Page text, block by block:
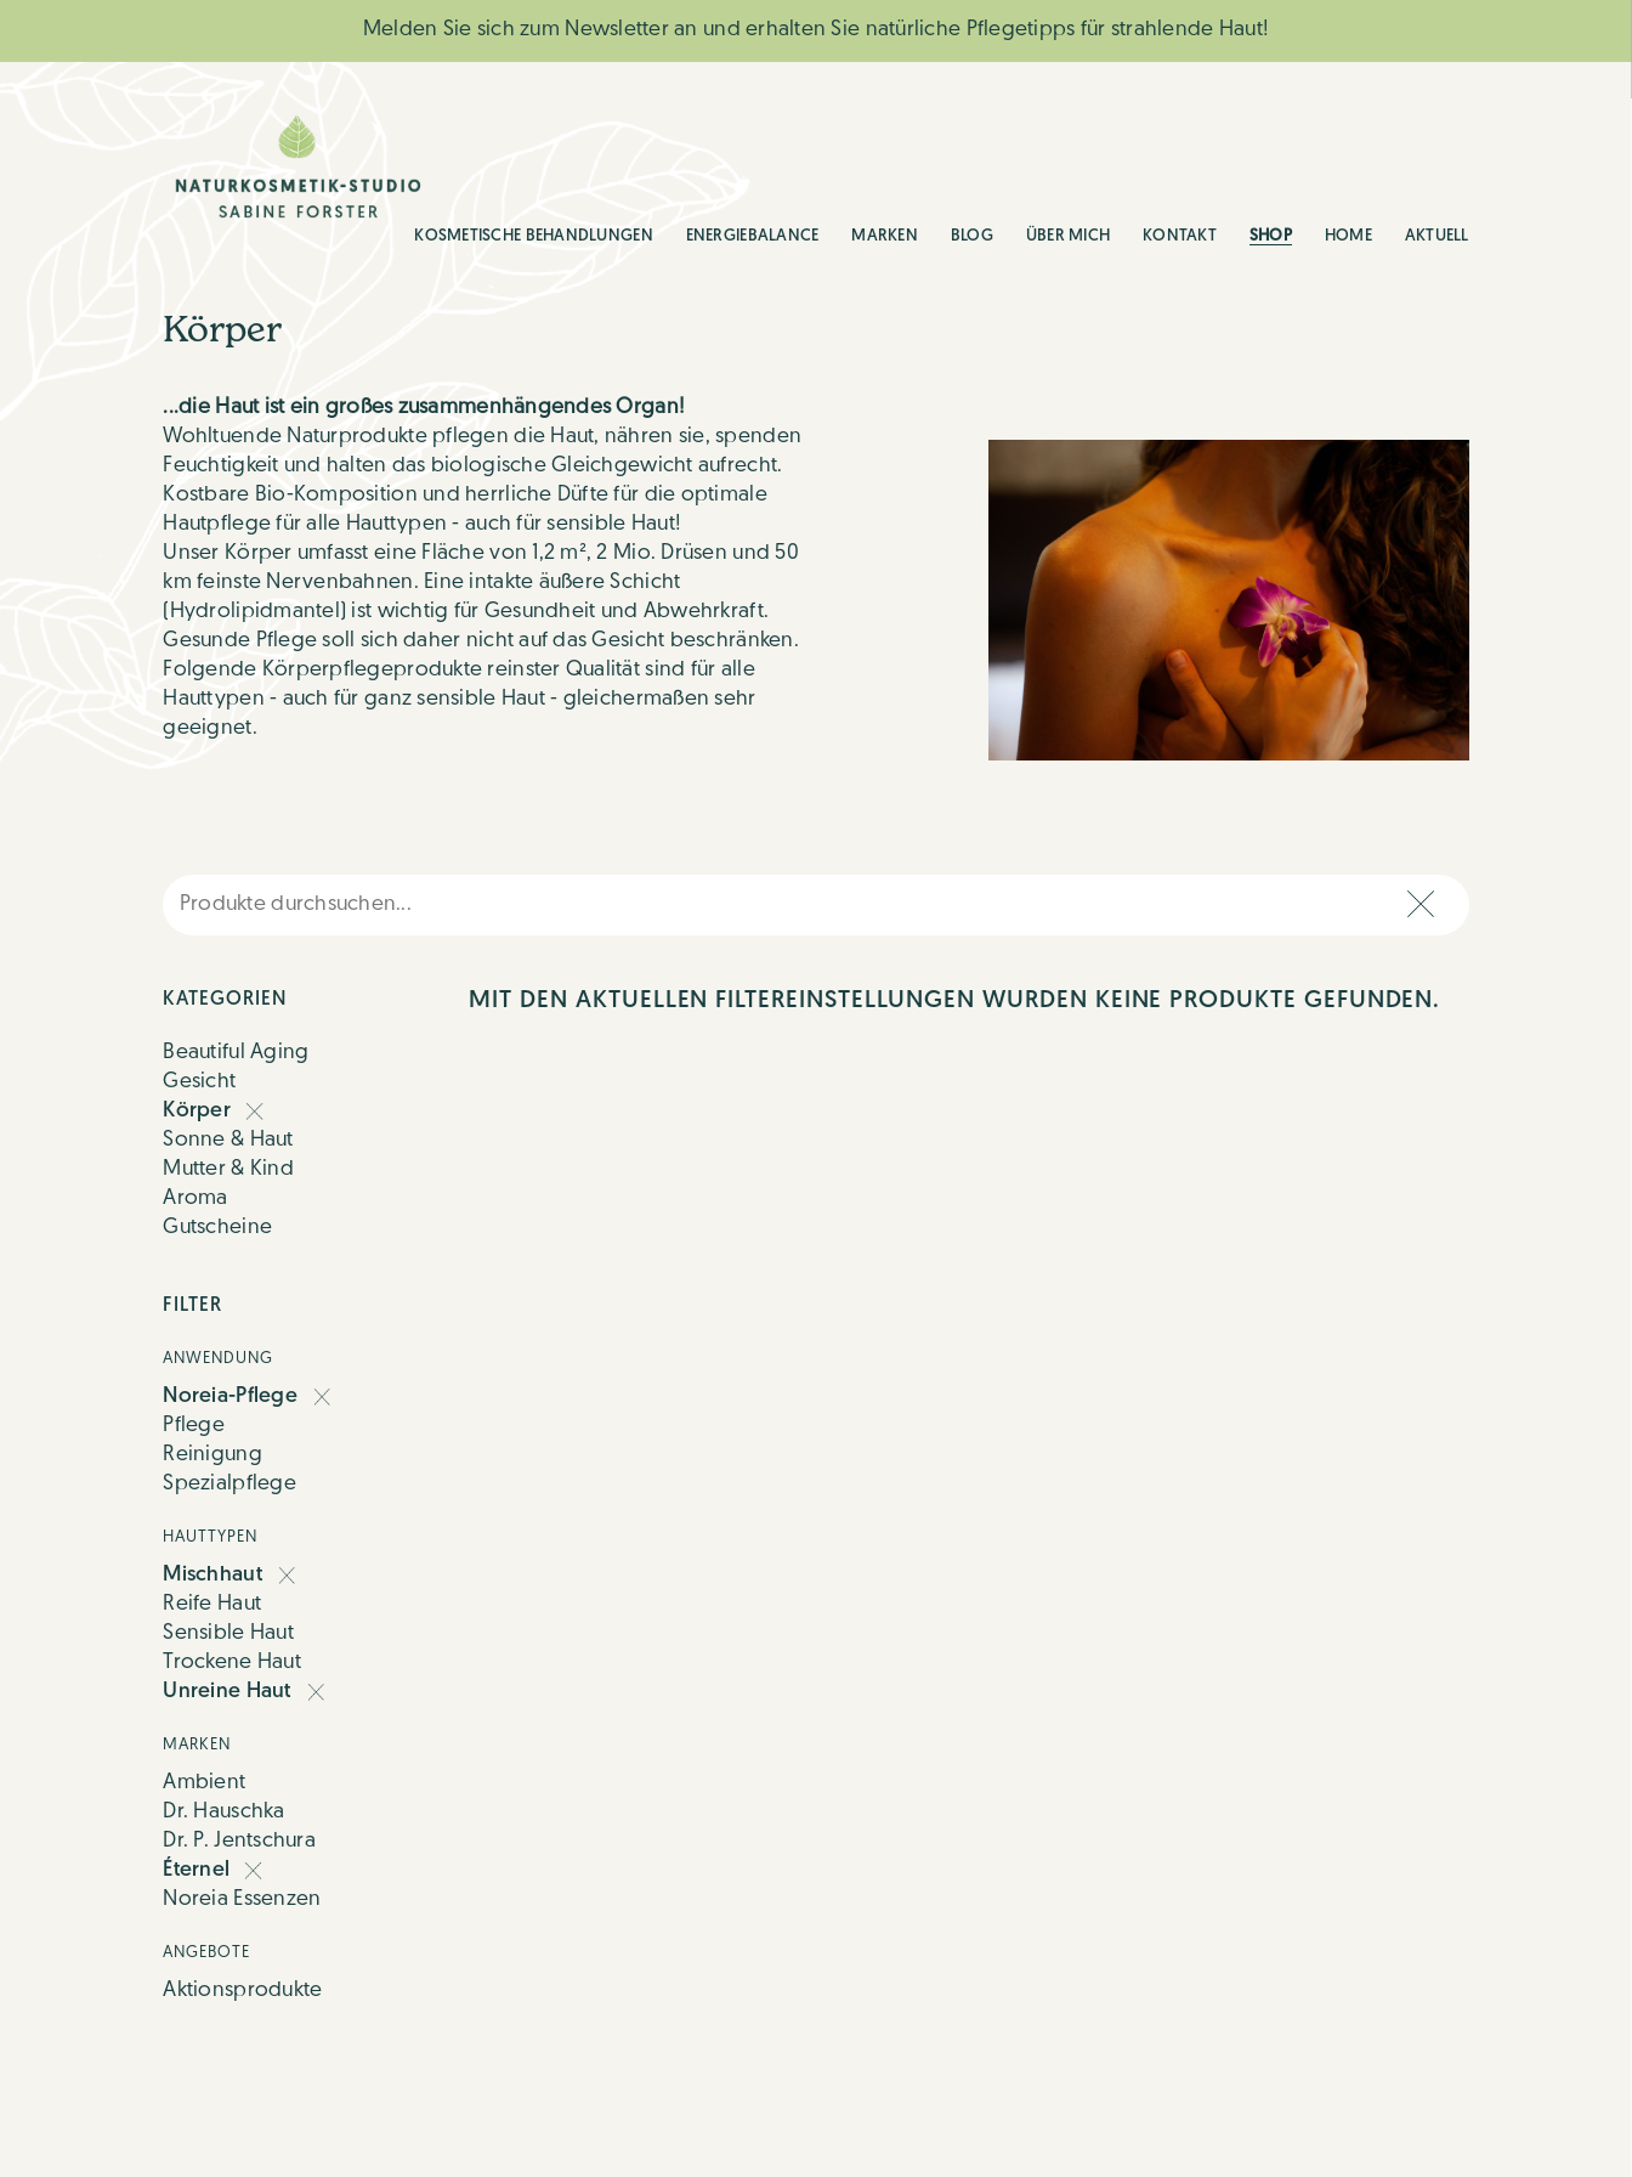
Melden Sie sich zum Newsletter an und erhalten Sie natürliche Pflegetipps für strahlende Haut!
KOSMETISCHE BEHANDLUNGEN ENERGIEBALANCE MARKEN BLOG ÜBER MICH KONTAKT SHOP HOME AKTUELL
Körper
...die Haut ist ein großes zusammenhängendes Organ!
Wohltuende Naturprodukte pflegen die Haut, nähren sie, spenden
Feuchtigkeit und halten das biologische Gleichgewicht aufrecht.
Kostbare Bio-Komposition und herrliche Düfte für die optimale
Hautpflege für alle Hauttypen - auch für sensible Haut!
Unser Körper umfasst eine Fläche von 1,2 m², 2 Mio. Drüsen und 50
km feinste Nervenbahnen. Eine intakte äußere Schicht
(Hydrolipidmantel) ist wichtig für Gesundheit und Abwehrkraft.
Gesunde Pflege soll sich daher nicht auf das Gesicht beschränken.
Folgende Körperpflegeprodukte reinster Qualität sind für alle
Hauttypen - auch für ganz sensible Haut - gleichermaßen sehr
geeignet.
KATEGORIEN
Beautiful Aging
Gesicht
Körper
Sonne & Haut
Mutter & Kind
Aroma
Gutscheine
FILTER
ANWENDUNG
Noreia-Pflege
Pflege
Reinigung
Spezialpflege
HAUTTYPEN
Mischhaut
Reife Haut
Sensible Haut
Trockene Haut
Unreine Haut
MARKEN
Ambient
Dr. Hauschka
Dr. P. Jentschura
Éternel
Noreia Essenzen
ANGEBOTE
Aktionsprodukte
MIT DEN AKTUELLEN FILTEREINSTELLUNGEN WURDEN KEINE PRODUKTE GEFUNDEN.